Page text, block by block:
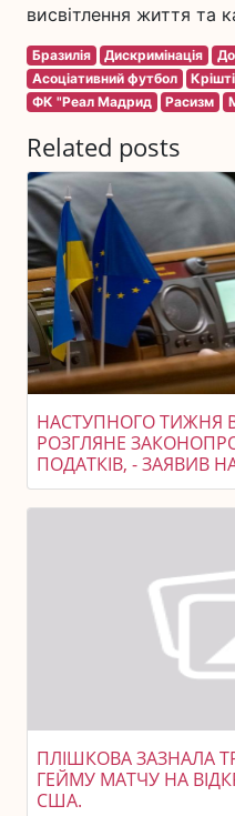
висвітлення життя та
Бразилія Дискримінація
Асоціативний футбол
ФК "Реал Мадрид
Расизм
Related posts
НАСТУПНОГО ТИЖНЯ
РОЗГЛЯНЕ
ПОДАТКІВ, - ЗАЯВИВ
ПЛІШКОВА ЗАЗНАЛА
ГЕЙМУ МАТЧУ НА
США.